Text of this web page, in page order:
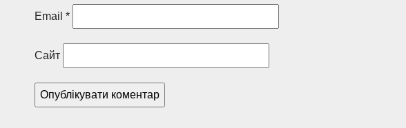
Email *
Сайт